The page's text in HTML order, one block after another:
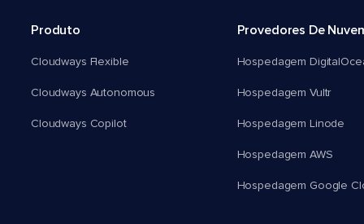
Produto
Cloudways Flexible
Cloudways Autonomous
Cloudways Copilot
Provedores De
Hospedagem
Hospedagem Vultr
Hospedagem Linode
Hospedagem AWS
Hospedagem Google